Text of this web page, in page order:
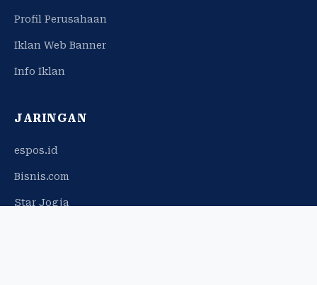
Profil Perusahaan
Iklan Web Banner
Info Iklan
JARINGAN
espos.id
Bisnis.com
Star Jogja